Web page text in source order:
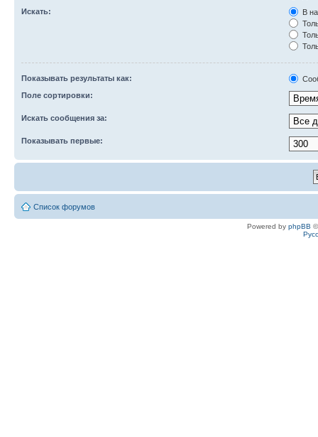
Искать:
В
Показывать результаты как:
Поле сортировки:
Искать сообщения за:
Показывать первые:
Список форумов
Powered by phpBB